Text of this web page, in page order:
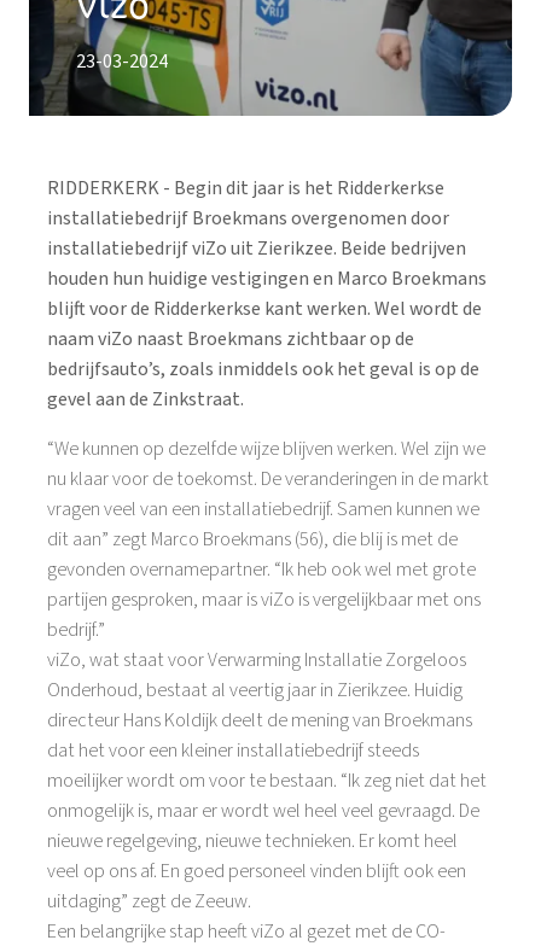
23-03-2024
RIDDERKERK - Begin dit jaar is het Ridderkerkse
installatiebedrijf Broekmans overgenomen door
installatiebedrijf viZo uit Zierikzee. Beide bedrijven
houden hun huidige vestigingen en Marco Broekmans
blijft voor de Ridderkerkse kant werken. Wel wordt de
naam viZo naast Broekmans zichtbaar op de
bedrijfsauto’s, zoals inmiddels ook het geval is op de
gevel aan de Zinkstraat.
“We kunnen op dezelfde wijze blijven werken. Wel zijn we
nu klaar voor de toekomst. De veranderingen in de markt
vragen veel van een installatiebedrijf. Samen kunnen we
dit aan” zegt Marco Broekmans (56), die blij is met de
gevonden overnamepartner. “Ik heb ook wel met grote
partijen gesproken, maar is viZo is vergelijkbaar met ons
bedrijf.”
viZo, wat staat voor Verwarming Installatie Zorgeloos
Onderhoud, bestaat al veertig jaar in Zierikzee. Huidig
directeur Hans Koldijk deelt de mening van Broekmans
dat het voor een kleiner installatiebedrijf steeds
moeilijker wordt om voor te bestaan. “Ik zeg niet dat het
onmogelijk is, maar er wordt wel heel veel gevraagd. De
nieuwe regelgeving, nieuwe technieken. Er komt heel
veel op ons af. En goed personeel vinden blijft ook een
uitdaging” zegt de Zeeuw.
Een belangrijke stap heeft viZo al gezet met de CO-